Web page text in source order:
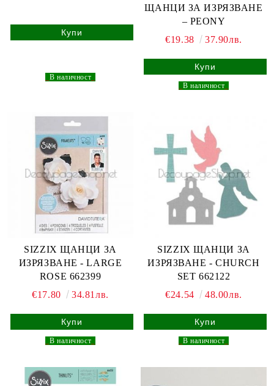
В наличност
ЩАНЦИ ЗА ИЗРЯЗВАНЕ
– PEONY
€19.38
37.90лв.
В наличност
SIZZIX ЩАНЦИ ЗА
ИЗРЯЗВАНЕ - LARGE
ROSE 662399
€17.80
34.81лв.
В наличност
SIZZIX ЩАНЦИ ЗА
ИЗРЯЗВАНЕ - CHURCH
SET 662122
€24.54
48.00лв.
В наличност